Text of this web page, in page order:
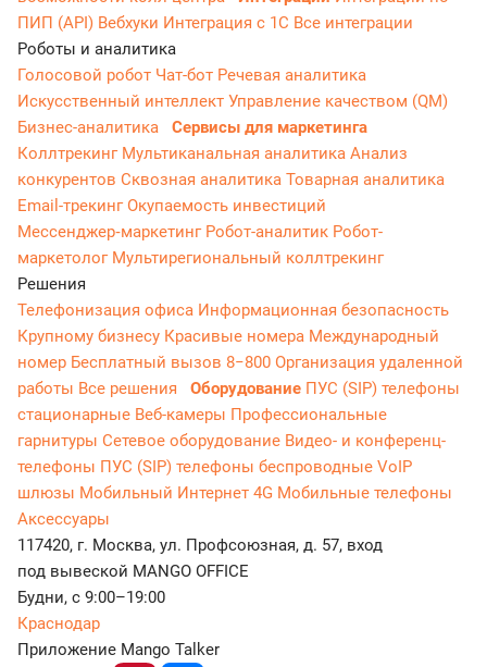
ПИП (API) Вебхуки Интеграция с 1С Все интеграции
Роботы и аналитика
Голосовой робот Чат-бот Речевая аналитика
Искусственный интеллект Управление качеством (QM)
Бизнес-аналитика
Сервисы для маркетинга
Коллтрекинг Мультиканальная аналитика Анализ
конкурентов Сквозная аналитика Товарная аналитика
Email-трекингОкупаемость инвестиций
Мессенджер‑маркетинг Робот-аналитик Робот-
маркетолог Мультирегиональный коллтрекинг
Решения
Телефонизация офиса Информационная безопасность
Крупному бизнесу Красивые номера Международный
номер Бесплатный вызов 8−800 Организация удаленной
работы Все решения Оборудование ПУС (SIP) телефоны
стационарные Веб-камеры Профессиональные
гарнитуры Сетевое оборудование Видео- и конференц-
телефоны ПУС (SIP) телефоны беспроводные VoIP
шлюзы Мобильный Интернет 4G Мобильные телефоны
Аксессуары
117420, г. Москва, ул. Профсоюзная, д. 57, вход
под вывеской MANGO OFFICE
Будни, с 9:00–19:00
Краснодар
Приложение Mango Talker